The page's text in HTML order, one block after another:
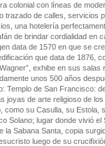
colonial con líneas de
trazado de calles, servicios
una hotelería
de brindar cordialidad en
data de 1570 en que se
que data de 1876,
exhibe en sus
unos 500 años
Templo de San Francisco:
joyas de arte religioso de
como su Casulla, su Estola,
Solano; lugar donde vivió
la Sabana Santa, copia
luego de su